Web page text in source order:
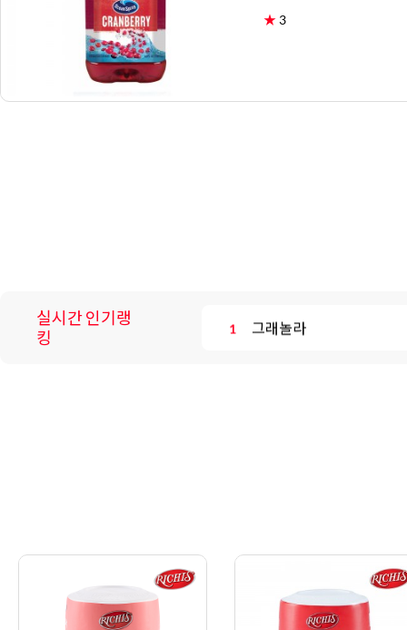
★ 3
실시간 인기랭
킹
1 그래놀라
1 그래놀라